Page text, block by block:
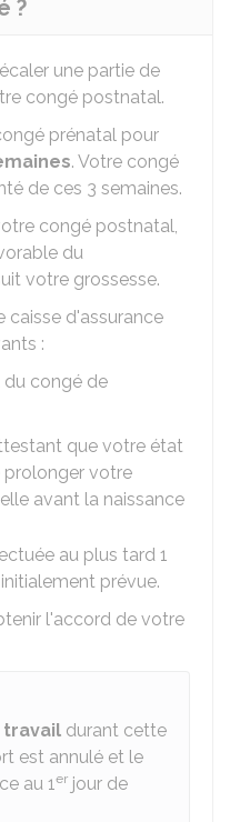
?
une partie de
congé postnatal.
prénatal pour
. Votre congé
de ces 3 semaines.
congé postnatal,
du
votre grossesse.
caisse d'assurance
:
du congé de
que votre état
prolonger votre
avant la naissance
au plus tard 1
prévue.
l'accord de votre
durant cette
est annulé et le
au 1er jour de